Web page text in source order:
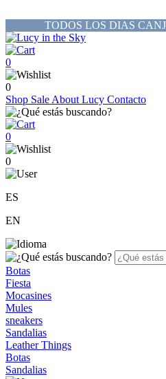
TODOS LOS DIAS
0
0
Shop Sale About Lucy Contacto
0
0
ES
EN
Botas
Fiesta
Mocasines
Mules
sneakers
Sandalias
Leather Things
Botas
Sandalias